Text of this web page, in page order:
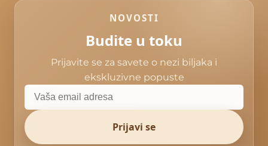
NOVOSTI
Budite u toku
Prijavite se za savete o nezi biljaka i
ekskluzivne popuste
Prijavi se